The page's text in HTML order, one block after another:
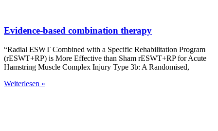
Evidence-based combination therapy
“Radial ESWT Combined with a Specific Rehabilitation Program
(rESWT+RP) is More Effective than Sham rESWT+RP for Acute
Hamstring Muscle Complex Injury Type 3b: A Randomised,
Weiterlesen »